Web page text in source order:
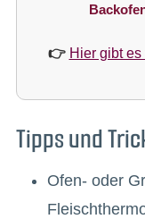
👉 Hier gibt
Tipps und
Ofen- oder